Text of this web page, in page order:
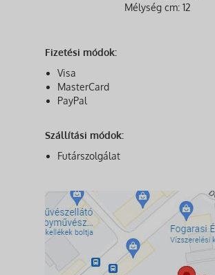
Mélység cm: 12
Fizetési módok:
Visa
MasterCard
PayPal
Szállítási módok:
Futárszolgálat